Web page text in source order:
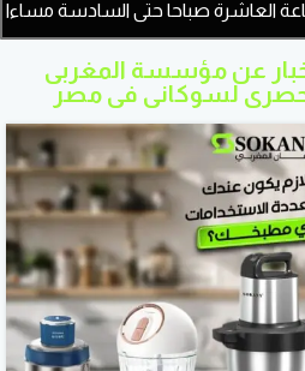
العاشرة صباحا حتى السادسة مساءا
عن مؤسسة المغربى
لسوكانى فى مصر